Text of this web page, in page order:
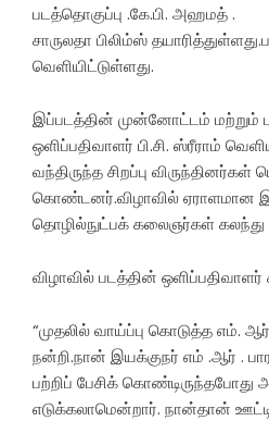
படத்தொகுப்பு .கே.பி. அஹமத் .
சாருலதா பிலிம்ஸ்
வெளியிட்டுள்ளது.
இப்படத்தின் முன்னோட்டம் மற்றும்
ஒளிப்பதிவாளர் பி.சி. ஸ்ரீராம்
வந்திருந்த சிறப்பு விருந்தினர்கள்
கொண்டனர்.விழாவில் ஏராளமான
தொழில்நுட்பக் கலைஞர்கள்
விழாவில் படத்தின்
“முதலில் வாய்ப்பு கொடுத்த எம்.
நன்றி.நான் இயக்குநர் எம் .ஆர் .
பற்றிப் பேசிக்
எடுக்கலாமென்றார். நான்தான்